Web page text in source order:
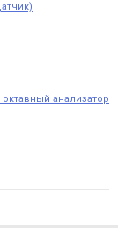
анализатор